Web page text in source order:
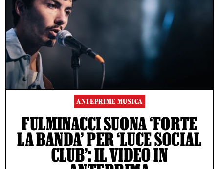
ANTEPRIME MUSICA
FULMINACCI SUONA ‘FORTE
LA BANDA’ PER ‘LUCE SOCIAL
CLUB’: IL VIDEO IN